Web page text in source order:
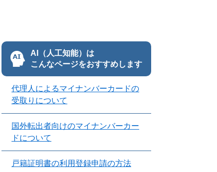
AI（人工知能）は
こんなページをおすすめします
代理人によるマイナンバーカードの
受取りについて
国外転出者向けのマイナンバーカー
ドについて
戸籍証明書の利用登録申請の方法